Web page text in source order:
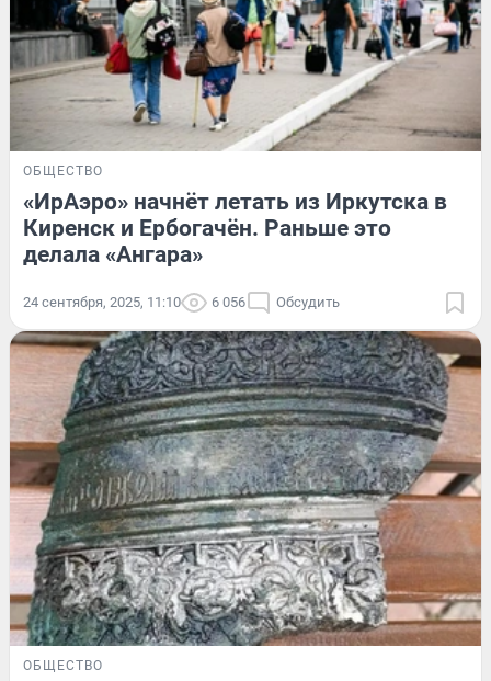
ОБЩЕСТВО
«ИрАэро» начнёт летать из Иркутска в
Киренск и Ербогачён. Раньше это
делала «Ангара»
24 сентября, 2025, 11:10 6 056 Обсудить
ОБЩЕСТВО